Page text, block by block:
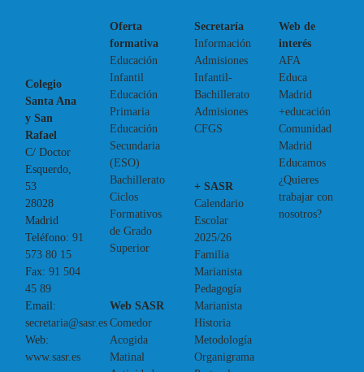
Colegio
Santa Ana
y San
Rafael
C/ Doctor
Esquerdo,
53
28028
Madrid
Teléfono:91
573 80 15
Fax:91 504
45 89
Email:
secretaria@sasr.es
Web:
www.sasr.es
Oferta
formativa
Educación
Infantil
Educación
Primaria
Educación
Secundaria
(ESO)
Bachillerato
Ciclos
Formativos
de Grado
Superior
Web SASR
Comedor
Acogida
Matinal
Secretaría
Información
Admisiones
Infantil-
Bachillerato
Admisiones
CFGS
+ SASR
Calendario
Escolar
2025/26
Familia
Marianista
Pedagogía
Marianista
Historia
Metodología
Organigrama
Web de
interés
AFA
Educa
Madrid
+educación
Comunidad
Madrid
Educamos
¿Quieres
trabajar con
nosotros?